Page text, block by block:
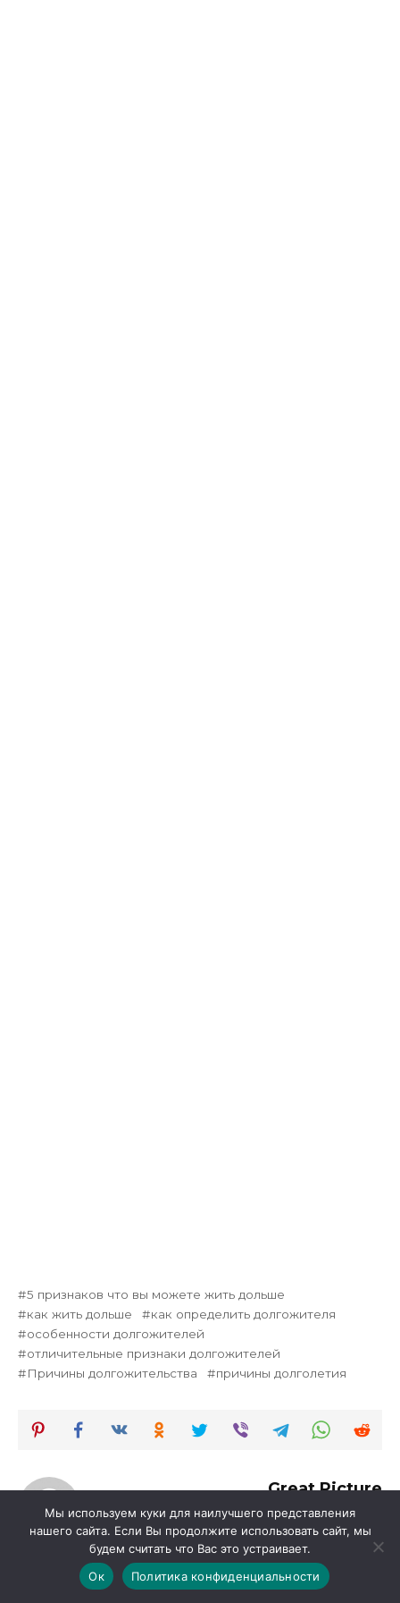
5 признаков что вы можете жить дольше
как жить дольше
как определить долгожителя
особенности долгожителей
отличительные признаки долгожителей
Причины долгожительства
причины долголетия
Great Picture
Оцените автора
Мы используем куки для наилучшего представления
нашего сайта. Если Вы продолжите использовать сайт, мы
будем считать что Вас это устраивает.
Ок
Политика конфиденциальности